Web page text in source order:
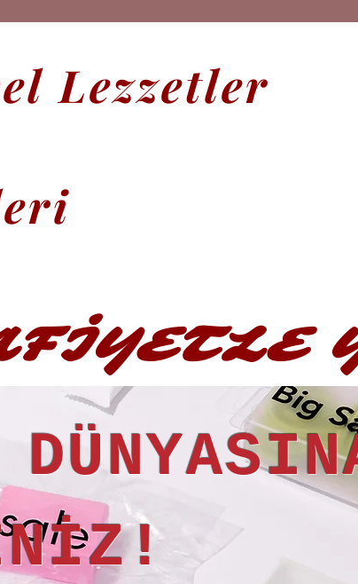
Lezzetler